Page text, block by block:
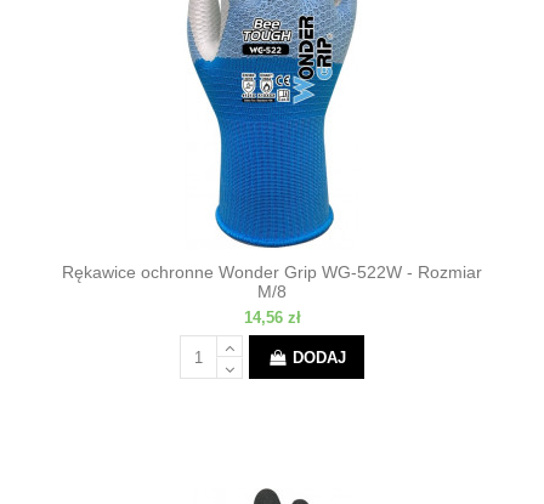
Rękawice ochronne Wonder Grip WG-522W - Rozmiar
M/8
14,56 zł
DODAJ